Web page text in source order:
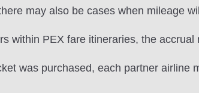
may also be cases when mileage
within PEX fare itineraries, the
was purchased, each partner airline